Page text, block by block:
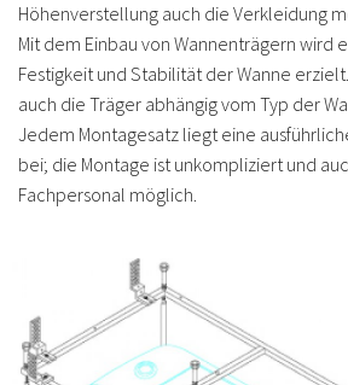
Höhenverstellung auch die Verkleidung
Mit dem Einbau von Wannenträgern wird
Festigkeit und Stabilität der Wanne
auch die Träger abhängig vom Typ der
Jedem Montagesatz liegt eine
bei; die Montage ist unkompliziert und
Fachpersonal möglich.